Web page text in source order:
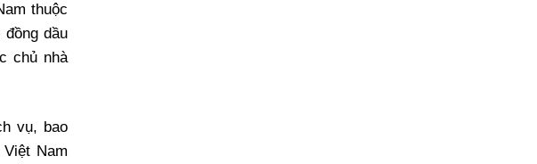
thuộc
dầu
chủ nhà
vụ, bao
Nam